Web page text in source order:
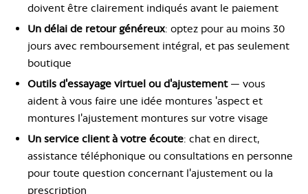
doivent être clairement indiqués avant le paiement
Un délai de retour généreux: optez pour au moins 30
jours avec remboursement intégral, et pas seulement
boutique
Outils d'essayage virtuel ou d'ajustement— vous
aident à vous faire une idée montures 'aspect et
montures l'ajustement montures sur votre visage
Un service client à votre écoute: chat en direct,
assistance téléphonique ou consultations en personne
pour toute question concernant l'ajustement ou la
prescription